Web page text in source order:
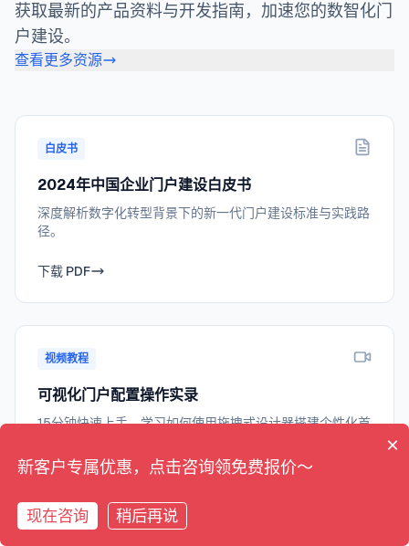
获取最新的产品资料与开发指南，加速您的数智化门
户建设。
查看更多资源
白皮书
2024年中国企业门户建设白皮书
深度解析数字化转型背景下的新一代门户建设标准与实践路
径。
下载 PDF
视频教程
可视化门户配置操作实录
15分钟快速上手，学习如何使用拖拽式设计器搭建个性化首
拨打电话 预约专家评估
×
新客户专属优惠，点击咨询领免费报价～
现在咨询 稍后再说
在线咨询